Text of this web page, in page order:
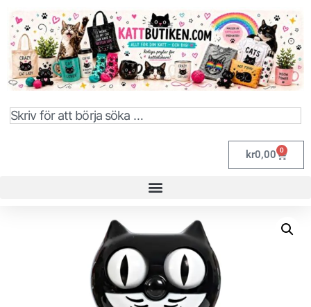
kr0,00 0